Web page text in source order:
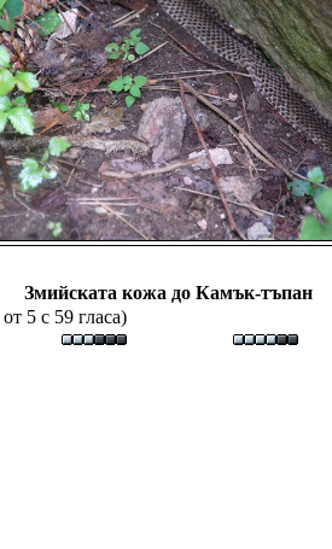
Змийската кожа до Камък-тъпан
5 с 59 гласа)